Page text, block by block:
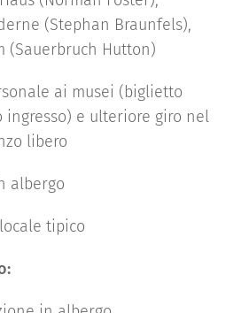
(Stephan Braunfels),
(Sauerbruch Hutton)
ai musei (biglietto
e ulteriore giro nel
libero
albergo
tipico